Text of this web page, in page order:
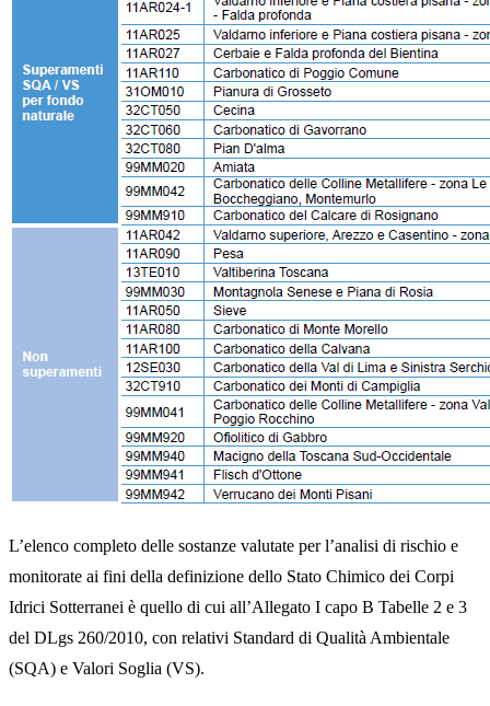
L’elenco completo delle sostanze valutate per l’analisi di rischio e
monitorate ai fini della definizione dello Stato Chimico dei Corpi
Idrici Sotterranei è quello di cui all’Allegato I capo B Tabelle 2 e 3
del DLgs 260/2010, con relativi Standard di Qualità Ambientale
(SQA) e Valori Soglia (VS).